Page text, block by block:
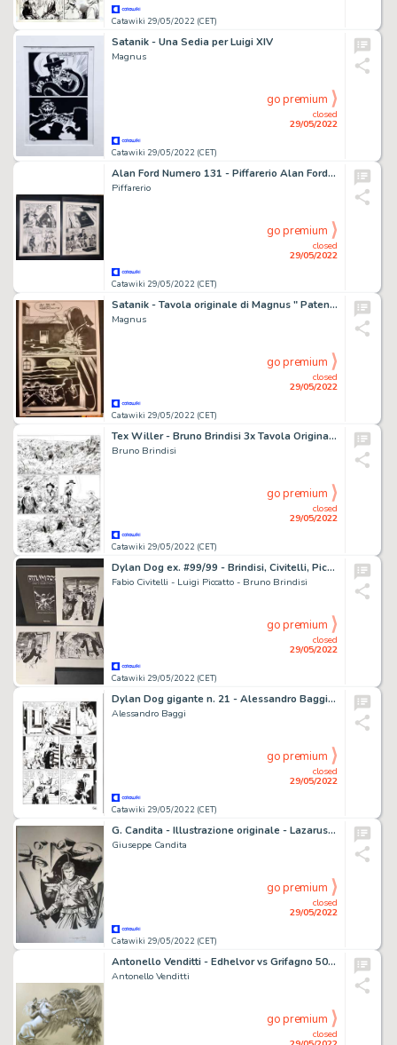
Catawiki 29/05/2022 (CET)
Satanik - Una Sedia per Luigi XIV
Magnus
Catawiki 29/05/2022 (CET)
closed
29/05/2022
go premium
Alan Ford Numero 131 - Piffarerio Alan Ford N 131 2 Tavole originali Pagina 88 e Pagina 103 piÃ¹ fumetto - (1980)
Piffarerio
Catawiki 29/05/2022 (CET)
closed
29/05/2022
go premium
Satanik - Tavola originale di Magnus " Patente speciale" - Page volante - Exemplaire unique - (1968)
Magnus
Catawiki 29/05/2022 (CET)
closed
29/05/2022
go premium
Tex Willer - Bruno Brindisi 3x Tavola Originale "Saga di Coffin" - Page volante - Exemplaire unique - (2020)
Bruno Brindisi
Catawiki 29/05/2022 (CET)
closed
29/05/2022
go premium
Dylan Dog ex. #99/99 - Brindisi, Civitelli, Piccatto - portfolio "Alba e i Morti Viventi" - EO - (2016)
Fabio Civitelli - Luigi Piccatto - Bruno Brindisi
Catawiki 29/05/2022 (CET)
closed
29/05/2022
go premium
Dylan Dog gigante n. 21 - Alessandro Baggi - Tavola Originale "Il parassita" - Page volante - Exemplaire unique - (2012)
Alessandro Baggi
Catawiki 29/05/2022 (CET)
closed
29/05/2022
go premium
G. Candita - Illustrazione originale - Lazarus Ledd - Size: 29 x 40 cm. - China su cartoncino 200 gr. - (2017)
Giuseppe Candita
Catawiki 29/05/2022 (CET)
closed
29/05/2022
go premium
Antonello Venditti - Edhelvor vs Grifagno 50 x 70 cm - Page volante - Exemplaire unique (2015)
Antonello Venditti
closed
go premium